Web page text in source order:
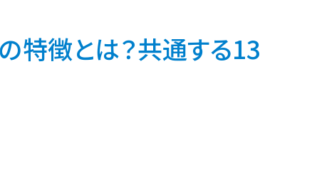
特徴とは？共通する13